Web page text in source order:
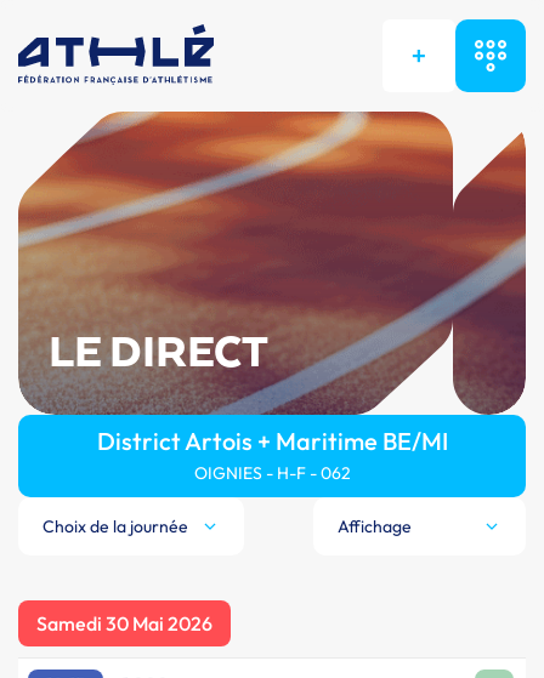
+
LE DIRECT
District Artois + Maritime BE/MI
OIGNIES - H-F - 062
Choix de la journée Affichage
Samedi 30 Mai 2026